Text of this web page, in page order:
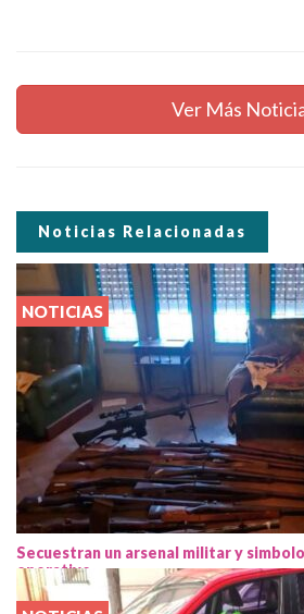
Ver Más
Noticias Relacionadas
NOTICIAS
Secuestran un arsenal militar y
operativo